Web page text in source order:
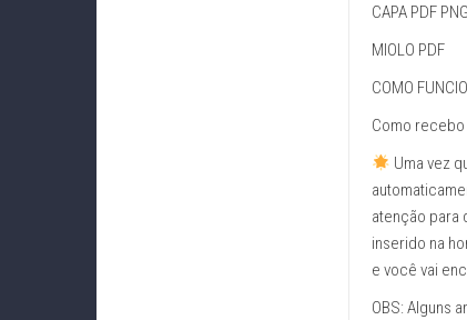
CAPA PDF PNG
MIOLO PDF
COMO
Como
Uma vez
atenção para
inserido na
e você vai
OBS: Alguns